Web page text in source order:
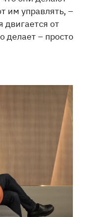
им управлять, –
двигается от
делает – просто